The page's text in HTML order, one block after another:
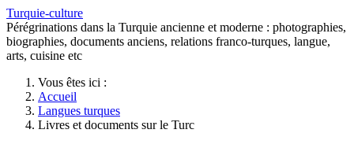
Turquie-culture
Pérégrinations dans la Turquie ancienne et moderne : photographies,
biographies, documents anciens, relations franco-turques, langue,
arts, cuisine etc
Vous êtes ici :
Accueil
Langues turques
Livres et documents sur le Turc